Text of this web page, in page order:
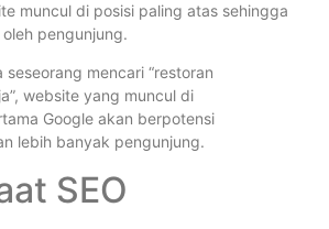
muncul di posisi paling atas sehingga
pengunjung.
seseorang mencari “restoran
website yang muncul di
Google akan berpotensi
lebih banyak pengunjung.
SEO